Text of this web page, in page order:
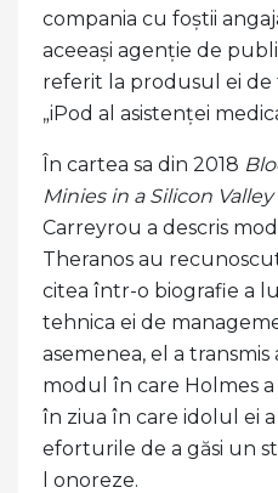
compania cu foștii
aceeași agenție de
referit la produsul ei de
„iPod al asistenței
În cartea sa din 2018
Minies in a Silicon
Carreyrou a descris
Theranos au
citea într-o biografie a
tehnica ei de
asemenea, el a
modul în care Holmes
în ziua în care idolul ei
eforturile de a găsi un
l onoreze.